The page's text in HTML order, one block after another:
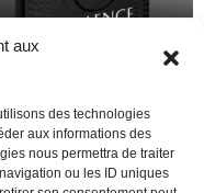
aux
des technologies
aux informations des
nous permettra de traiter
ou les ID uniques